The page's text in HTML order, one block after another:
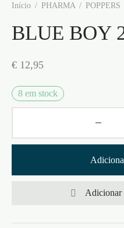
Início / PHARMA / POPPERS
BLUE BOY
€ 12,95
8 em stock
Adicionar